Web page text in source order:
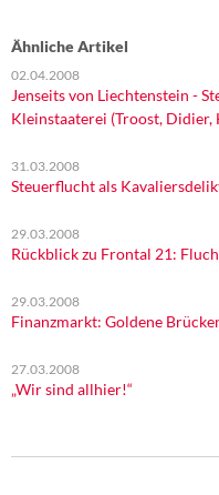
Ähnliche Artikel
02.04.2008
Jenseits von Liechtenstein -
Kleinstaaterei (Troost, Didier,
31.03.2008
Steuerflucht als
29.03.2008
Rückblick zu Frontal 21:
29.03.2008
Finanzmarkt: Goldene
27.03.2008
„Wir sind allhier!“